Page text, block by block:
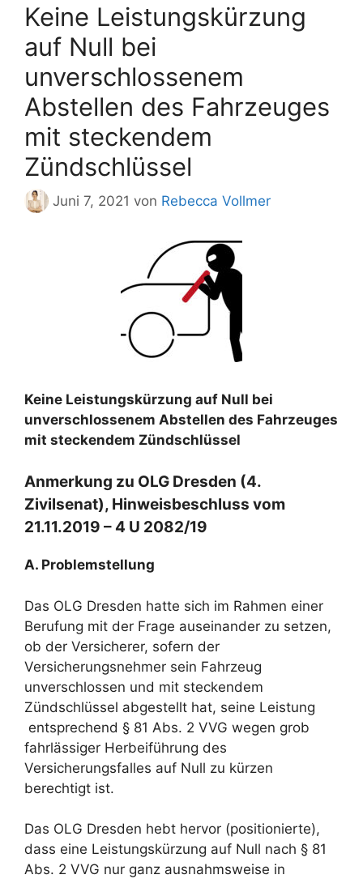
Keine Leistungskürzung
auf Null bei
unverschlossenem
Abstellen des Fahrzeuges
mit steckendem
Zündschlüssel
Juni 7, 2021 von Rebecca Vollmer
Keine Leistungskürzung auf Null bei
unverschlossenem Abstellen des Fahrzeuges
mit steckendem Zündschlüssel
Anmerkung zu OLG Dresden (4.
Zivilsenat), Hinweisbeschluss vom
21.11.2019 – 4 U 2082/19
A. Problemstellung
Das OLG Dresden hatte sich im Rahmen einer
Berufung mit der Frage auseinander zu setzen,
ob der Versicherer, sofern der
Versicherungsnehmer sein Fahrzeug
unverschlossen und mit steckendem
Zündschlüssel abgestellt hat, seine Leistung
entsprechend § 81 Abs. 2 VVG wegen grob
fahrlässiger Herbeiführung des
Versicherungsfalles auf Null zu kürzen
berechtigt ist.
Das OLG Dresden hebt hervor (positionierte),
dass eine Leistungskürzung auf Null nach § 81
Abs. 2 VVG nur ganz ausnahmsweise in